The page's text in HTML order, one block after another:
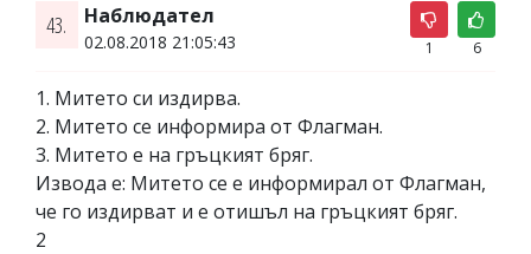
43. Наблюдател
02.08.2018 21:05:43 1 6
1. Митето си издирва.
2. Митето се информира от Флагман.
3. Митето е на гръцкият бряг.
Извода е: Митето се е информирал от Флагман,
че го издирват и е отишъл на гръцкият бряг.
2